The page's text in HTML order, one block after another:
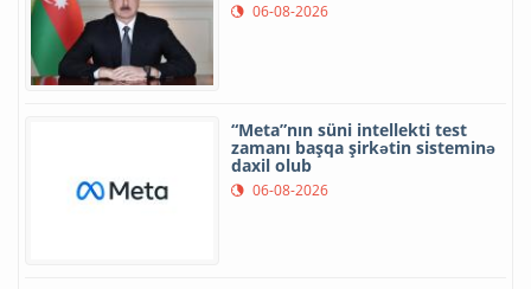
06-08-2026
“Meta”nın süni intellekti test
zamanı başqa şirkətin sisteminə
daxil olub
06-08-2026